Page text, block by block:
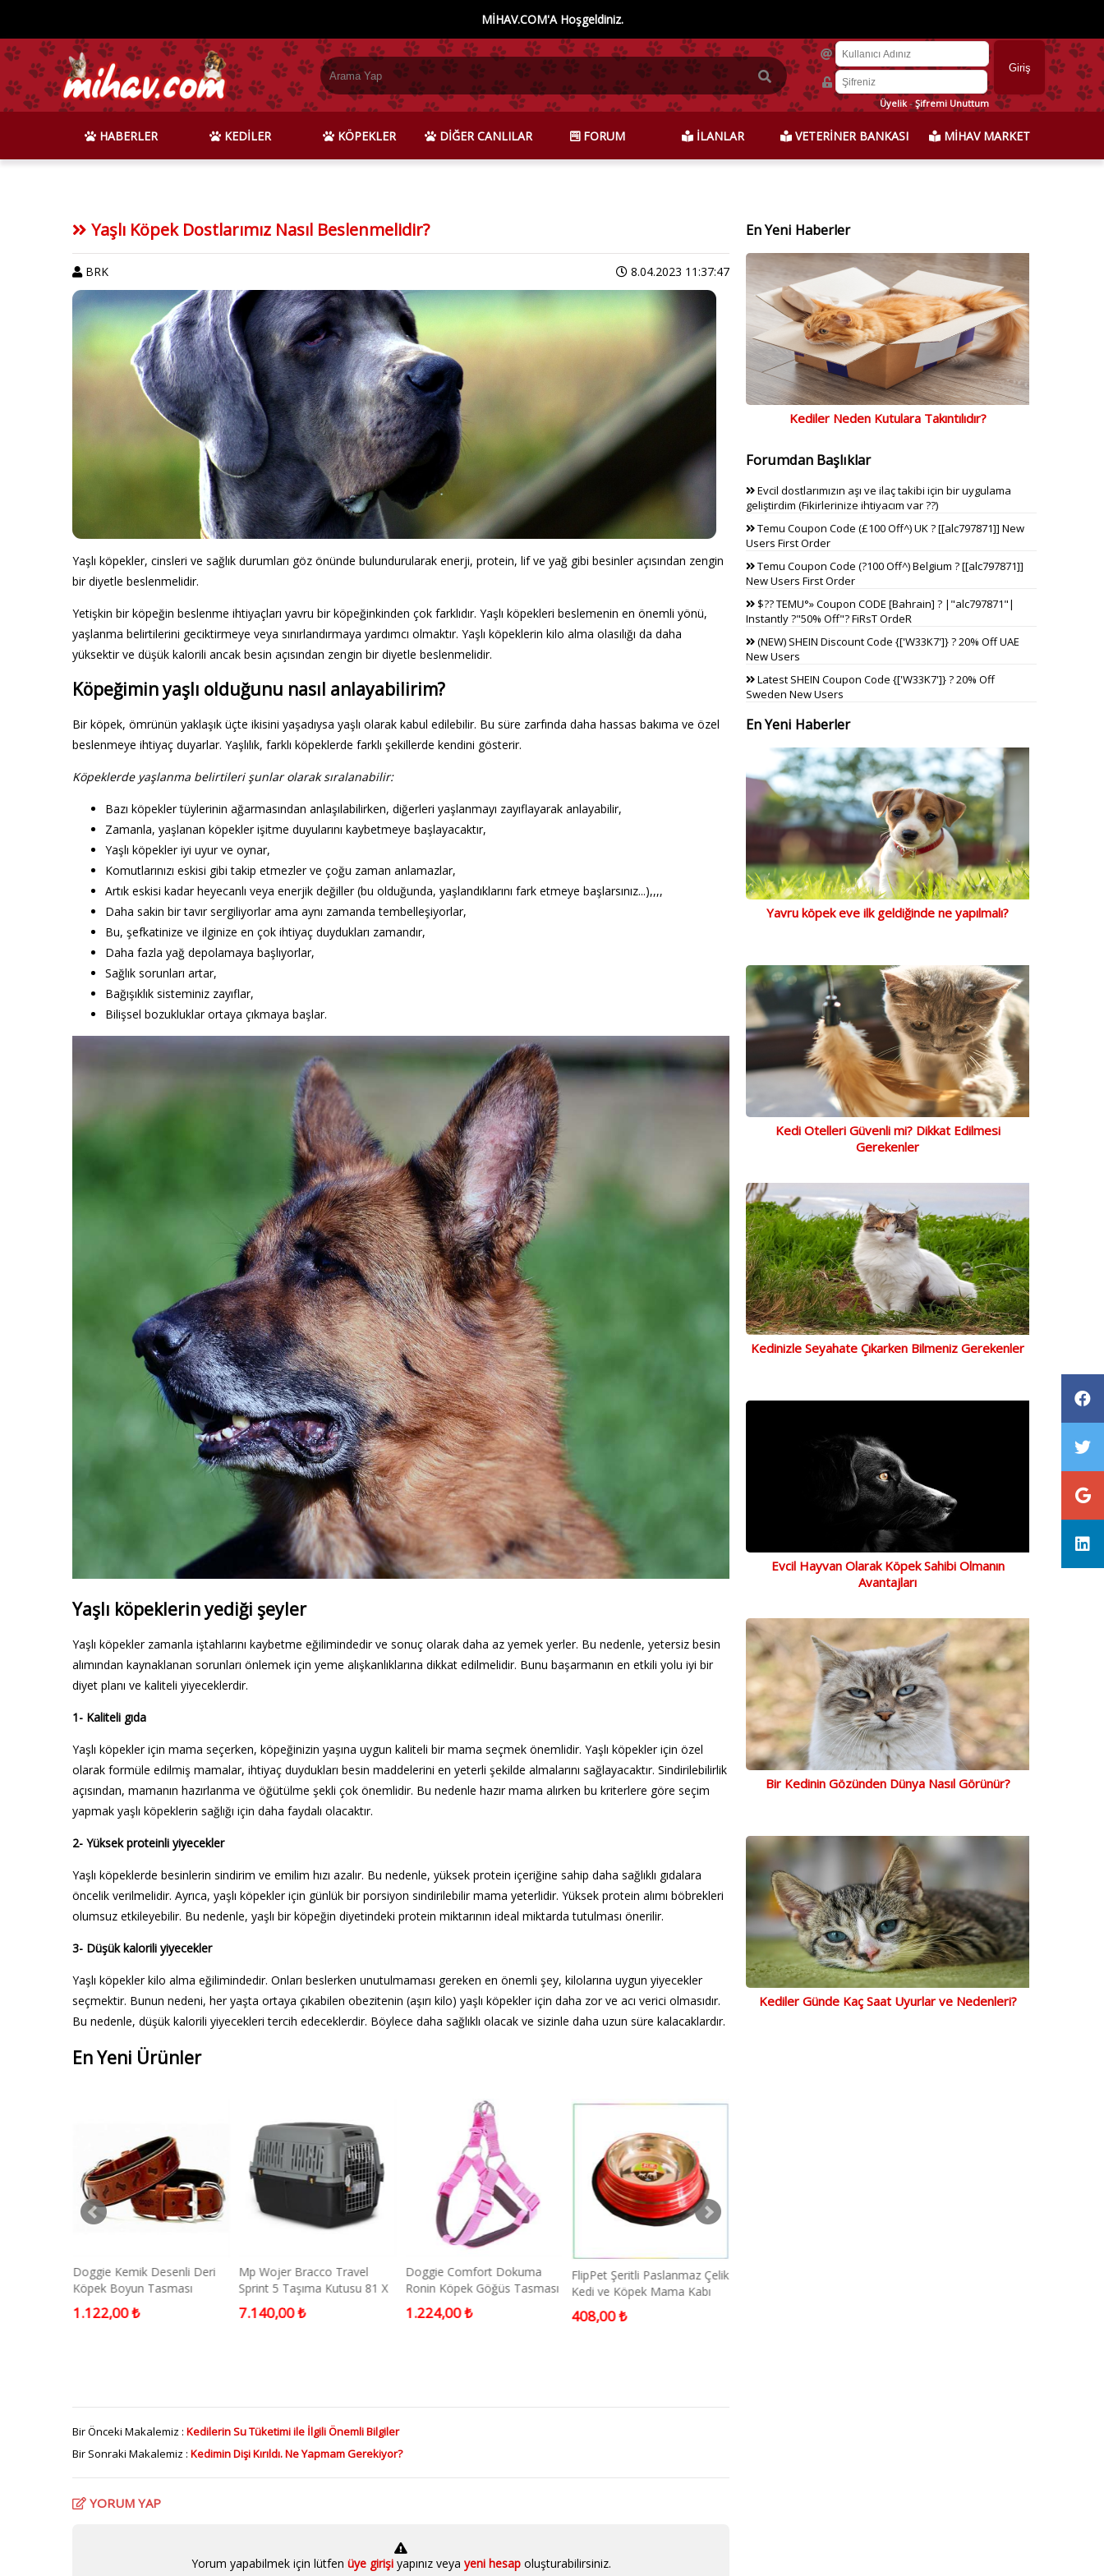
MİHAV.COM'A Hoşgeldiniz.
Üyelik-Şifremi Unuttum
HABERLER KEDİLER KÖPEKLER DİĞER CANLILAR FORUM İLANLAR VETERİNER BANKASI MİHAV MARKET
Yaşlı Köpek Dostlarımız Nasıl Beslenmelidir?
BRK 8.04.2023 11:37:47
Yaşlı köpekler, cinsleri ve sağlık durumları göz önünde bulundurularak enerji, protein, lif ve yağ gibi besinler açısından zengin
bir diyetle beslenmelidir.
Yetişkin bir köpeğin beslenme ihtiyaçları yavru bir köpeğinkinden çok farklıdır. Yaşlı köpekleri beslemenin en önemli yönü,
yaşlanma belirtilerini geciktirmeye veya sınırlandırmaya yardımcı olmaktır. Yaşlı köpeklerin kilo alma olasılığı da daha
yüksektir ve düşük kalorili ancak besin açısından zengin bir diyetle beslenmelidir.
Köpeğimin yaşlı olduğunu nasıl anlayabilirim?
Bir köpek, ömrünün yaklaşık üçte ikisini yaşadıysa yaşlı olarak kabul edilebilir. Bu süre zarfında daha hassas bakıma ve özel
beslenmeye ihtiyaç duyarlar. Yaşlılık, farklı köpeklerde farklı şekillerde kendini gösterir.
Köpeklerde yaşlanma belirtileri şunlar olarak sıralanabilir:
Bazı köpekler tüylerinin ağarmasından anlaşılabilirken, diğerleri yaşlanmayı zayıflayarak anlayabilir,
Zamanla, yaşlanan köpekler işitme duyularını kaybetmeye başlayacaktır,
Yaşlı köpekler iyi uyur ve oynar,
Komutlarınızı eskisi gibi takip etmezler ve çoğu zaman anlamazlar,
Artık eskisi kadar heyecanlı veya enerjik değiller (bu olduğunda, yaşlandıklarını fark etmeye başlarsınız...),,,,
Daha sakin bir tavır sergiliyorlar ama aynı zamanda tembelleşiyorlar,
Bu, şefkatinize ve ilginize en çok ihtiyaç duydukları zamandır,
Daha fazla yağ depolamaya başlıyorlar,
Sağlık sorunları artar,
Bağışıklık sisteminiz zayıflar,
Bilişsel bozukluklar ortaya çıkmaya başlar.
Yaşlı köpeklerin yediği şeyler
Yaşlı köpekler zamanla iştahlarını kaybetme eğilimindedir ve sonuç olarak daha az yemek yerler. Bu nedenle, yetersiz besin
alımından kaynaklanan sorunları önlemek için yeme alışkanlıklarına dikkat edilmelidir. Bunu başarmanın en etkili yolu iyi bir
diyet planı ve kaliteli yiyeceklerdir.
1- Kaliteli gıda
Yaşlı köpekler için mama seçerken, köpeğinizin yaşına uygun kaliteli bir mama seçmek önemlidir. Yaşlı köpekler için özel
olarak formüle edilmiş mamalar, ihtiyaç duydukları besin maddelerini en yeterli şekilde almalarını sağlayacaktır. Sindirilebilirlik
açısından, mamanın hazırlanma ve öğütülme şekli çok önemlidir. Bu nedenle hazır mama alırken bu kriterlere göre seçim
yapmak yaşlı köpeklerin sağlığı için daha faydalı olacaktır.
2- Yüksek proteinli yiyecekler
Yaşlı köpeklerde besinlerin sindirim ve emilim hızı azalır. Bu nedenle, yüksek protein içeriğine sahip daha sağlıklı gıdalara
öncelik verilmelidir. Ayrıca, yaşlı köpekler için günlük bir porsiyon sindirilebilir mama yeterlidir. Yüksek protein alımı böbrekleri
olumsuz etkileyebilir. Bu nedenle, yaşlı bir köpeğin diyetindeki protein miktarının ideal miktarda tutulması önerilir.
3- Düşük kalorili yiyecekler
Yaşlı köpekler kilo alma eğilimindedir. Onları beslerken unutulmaması gereken en önemli şey, kilolarına uygun yiyecekler
seçmektir. Bunun nedeni, her yaşta ortaya çıkabilen obezitenin (aşırı kilo) yaşlı köpekler için daha zor ve acı verici olmasıdır.
Bu nedenle, düşük kalorili yiyecekleri tercih edeceklerdir. Böylece daha sağlıklı olacak ve sizinle daha uzun süre kalacaklardır.
En Yeni Ürünler
Doggie Kemik Desenli Deri
Köpek Boyun Tasması
Kahverengi Medium
1.122,00 ₺
Mp Wojer Bracco Travel
Sprint 5 Taşıma Kutusu 81 X
60 X 61,5 Cm
7.140,00 ₺
Doggie Comfort Dokuma
Ronin Köpek Göğüs Tasması
Medium Mor 2x45-55 Cm
1.224,00 ₺
FlipPet Şeritli Paslanmaz Çelik
Kedi ve Köpek Mama Kabı
710ml Renkli
408,00 ₺
Bir Önceki Makalemiz : Kedilerin Su Tüketimi ile İlgili Önemli Bilgiler
Bir Sonraki Makalemiz : Kedimin Dişi Kırıldı. Ne Yapmam Gerekiyor?
YORUM YAP
Yorum yapabilmek için lütfen üye girişi yapınız veya yeni hesapoluşturabilirsiniz.
En Yeni Haberler
Kediler Neden Kutulara Takıntılıdır?
Forumdan Başlıklar
Evcil dostlarımızın aşı ve ilaç takibi için bir uygulama
geliştirdim (Fikirlerinize ihtiyacım var ??)
Temu Coupon Code (£100 Off^) UK ? [[alc797871]] New
Users First Order
Temu Coupon Code (?100 Off^) Belgium ? [[alc797871]]
New Users First Order
$?? TEMU°» Coupon CODE [Bahrain] ? |"alc797871"|
Instantly ?"50% Off"? FiRsT OrdeR
(NEW) SHEIN Discount Code {['W33K7']} ? 20% Off UAE
New Users
Latest SHEIN Coupon Code {['W33K7']} ? 20% Off
Sweden New Users
En Yeni Haberler
Yavru köpek eve ilk geldiğinde ne yapılmalı?
Kedi Otelleri Güvenli mi? Dikkat Edilmesi
Gerekenler
Kedinizle Seyahate Çıkarken Bilmeniz Gerekenler
Evcil Hayvan Olarak Köpek Sahibi Olmanın
Avantajları
Bir Kedinin Gözünden Dünya Nasıl Görünür?
Kediler Günde Kaç Saat Uyurlar ve Nedenleri?